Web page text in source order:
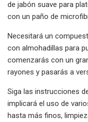
de jabón suave para
con un paño de
Necesitará un
con almohadillas para
comenzarás con un
rayones y pasarás a
Siga las instrucciones
implicará el uso de
hasta más finos,